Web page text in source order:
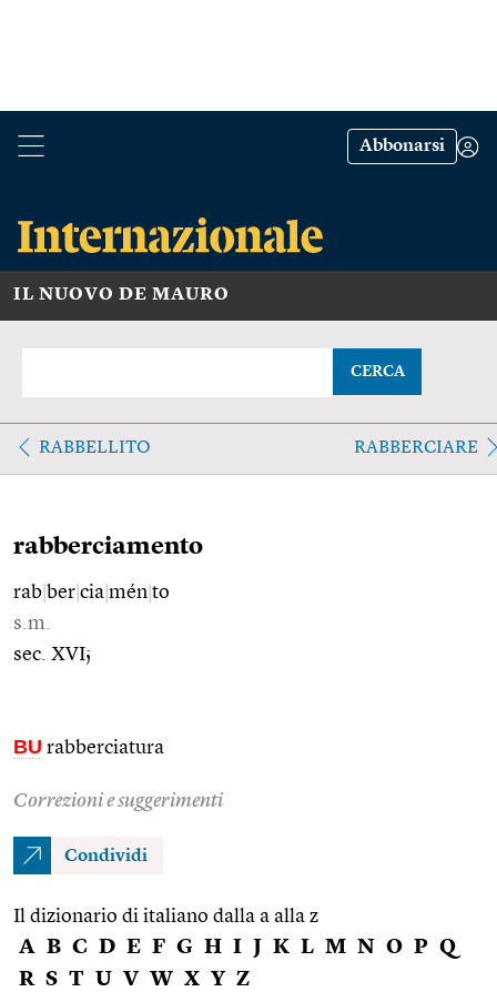
Abbonarsi
IL NUOVO DE MAURO
CERCA
RABBELLITO RABBERCIARE
rabberciamento
rab ber cia mén to
s.m.
sec. XVI;
BU rabberciatura
Correzioni e suggerimenti
Condividi
Il dizionario di italiano dalla a alla z
A B C D E F G H I J K L M N O P Q
R S T U V W X Y Z